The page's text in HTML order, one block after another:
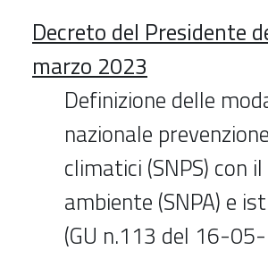
Decreto del Presidente
marzo 2023
Definizione delle
nazionale
climatici (SNPS) con
ambiente (SNPA) e
(GU n.113 del 16-